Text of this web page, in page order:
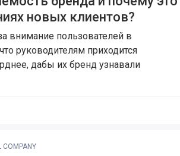
новых клиентов?
внимание пользователей в
руководителям приходится
дабы их бренд узнавали
COMPANY